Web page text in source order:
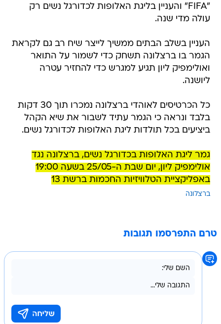
"FIFA" והעניין בליגת האלופות לכדורגל נשים רק
עולה מדי שנה.
העניין בשלב הבתים ממשיך לייצר שיח רב גם לקראת
הגמר בו ברצלונה תשחק כדי לשמור על התואר
ואולימפיק ליון תגיע למגרש כדי להחזיר עטרה
ליושנה.
כל הכרטיסים לאוהדי ברצלונה נמכרו תוך 30 דקות
בלבד ונראה כי הגמר עתיד לשבור את שיא הקהל
ביציעים בכל תולדות ליגת האלופות לכדורגל נשים.
גמר ליגת האלופות בכדורגל נשים, ברצלונה נגד
אולימפיק ליון, יום שבת ה-25/05 בשעה 19:00
באפליקציית הטלוויזיות החכמות ברשת 13
ברצלונה
טרם התפרסמו תגובות